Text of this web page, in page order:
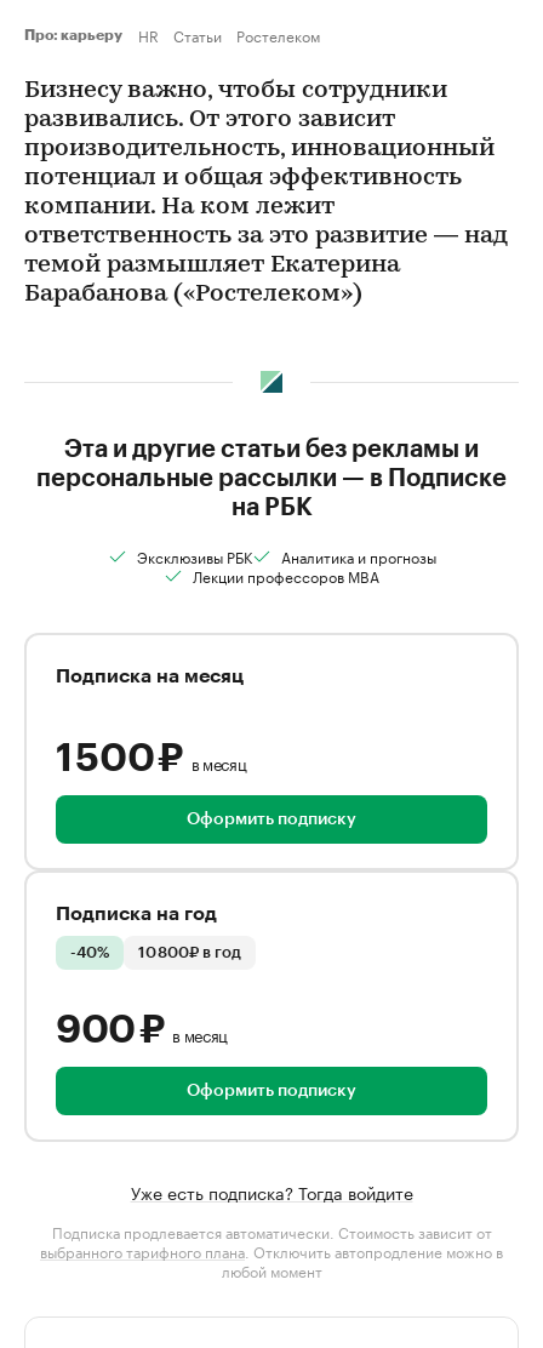
Про: карьеру HR Статьи Ростелеком
Бизнесу важно, чтобы сотрудники
развивались. От этого зависит
производительность, инновационный
потенциал и общая эффективность
компании. На ком лежит
ответственность за это развитие — над
темой размышляет Екатерина
Барабанова («Ростелеком»)
Эта и другие статьи без рекламы и
персональные рассылки — в Подписке
на РБК
Эксклюзивы РБК
Аналитика и прогнозы
Лекции профессоров MBA
Подписка на месяц
1 500 ₽ в месяц
Оформить подписку
Подписка на год
-40% 10 800₽ в год
900 ₽ в месяц
Оформить подписку
Уже есть подписка? Тогда войдите
Подписка продлевается автоматически. Стоимость зависит от
выбранного тарифного плана . Отключить автопродление можно в
любой момент